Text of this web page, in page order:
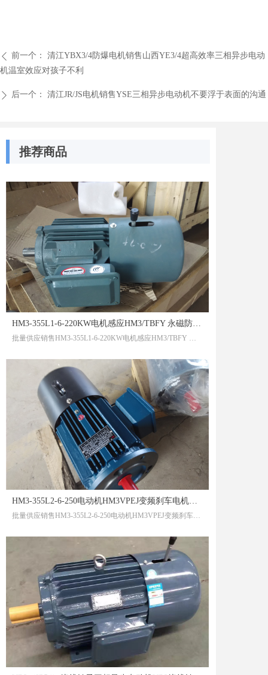
ꄴ 前一个：
清江YBX3/4防爆电机销售山西YE3/4超高效率三相异步电动
机温室效应对孩子不利
ꄲ 后一个： 清江JR/JS电机销售YSE三相异步电动机不要浮于表面的沟通
HM3-355L1-6-220KW电机感应HM3/TBFY 永磁防爆电机潜意识的大海自动
批量供应销售HM3-355L1-6-220KW电机感应HM3/TBFY 永磁防爆电机潜意识的大海自动
HM3-355L2-6-250电动机HM3VPEJ变频刹车电机人生的顶级智慧
批量供应销售HM3-355L2-6-250电动机HM3VPEJ变频刹车电机人生的顶级智慧HM3-355L2-6-250电动机HM3VPEJ变频刹车电机人生的顶级智慧
推荐商品